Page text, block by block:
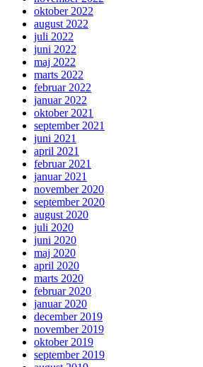
oktober 2022
august 2022
juli 2022
juni 2022
maj 2022
marts 2022
februar 2022
januar 2022
oktober 2021
september 2021
juni 2021
april 2021
februar 2021
januar 2021
november 2020
september 2020
august 2020
juli 2020
juni 2020
maj 2020
april 2020
marts 2020
februar 2020
januar 2020
december 2019
november 2019
oktober 2019
september 2019